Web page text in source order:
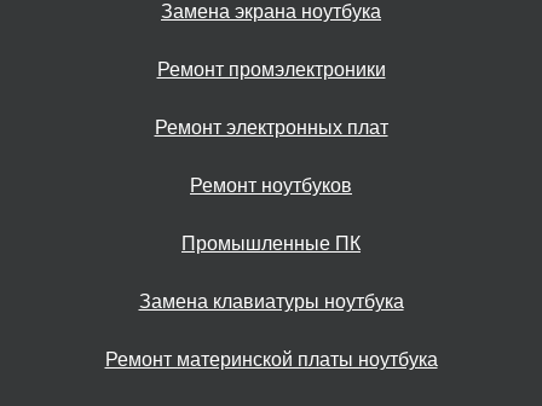
Замена экрана ноутбука
Ремонт промэлектроники
Ремонт электронных плат
Ремонт ноутбуков
Промышленные ПК
Замена клавиатуры ноутбука
Ремонт материнской платы ноутбука